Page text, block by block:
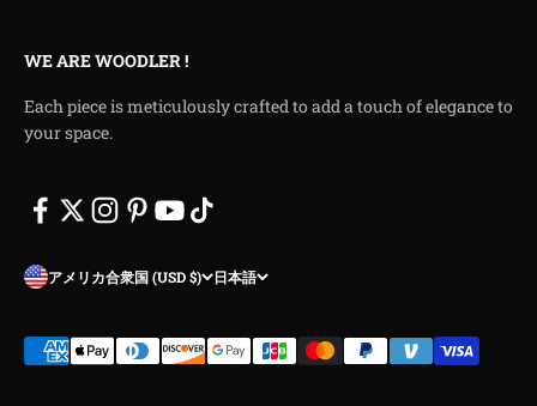
WE ARE WOODLER !
Each piece is meticulously crafted to add a touch of elegance to
your space.
アメリカ合衆国 (USD $) 日本語